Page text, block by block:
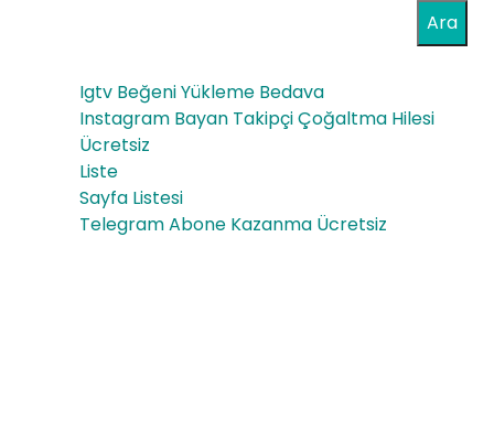
Ara
Igtv Beğeni Yükleme Bedava
Instagram Bayan Takipçi Çoğaltma Hilesi
Ücretsiz
Liste
Sayfa Listesi
Telegram Abone Kazanma Ücretsiz